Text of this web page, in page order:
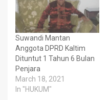
Suwandi Mantan
Anggota DPRD Kaltim
Dituntut 1 Tahun 6 Bulan
Penjara
March 18, 2021
In "HUKUM"